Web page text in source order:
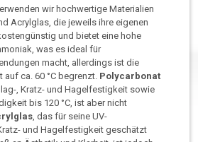
wir hochwertige Materialien
Acrylglas, die jeweils ihre eigenen
und bietet eine hohe
was es ideal für
macht, allerdings ist die
ca. 60 °C begrenzt. Polycarbonat
, Kratz- und Hagelfestigkeit sowie
bis 120 °C, ist aber nicht
, das für seine UV-
und Hagelfestigkeit geschätzt